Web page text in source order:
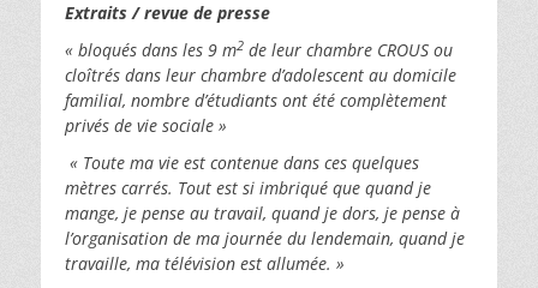
Extraits / revue de presse
« bloqués dans les 9 m2 de leur chambre CROUS ou
cloîtrés dans leur chambre d’adolescent au domicile
familial, nombre d’étudiants ont été complètement
privés de vie sociale »
« Toute ma vie est contenue dans ces quelques
mètres carrés. Tout est si imbriqué que quand je
mange, je pense au travail, quand je dors, je pense à
l’organisation de ma journée du lendemain, quand je
travaille, ma télévision est allumée. »